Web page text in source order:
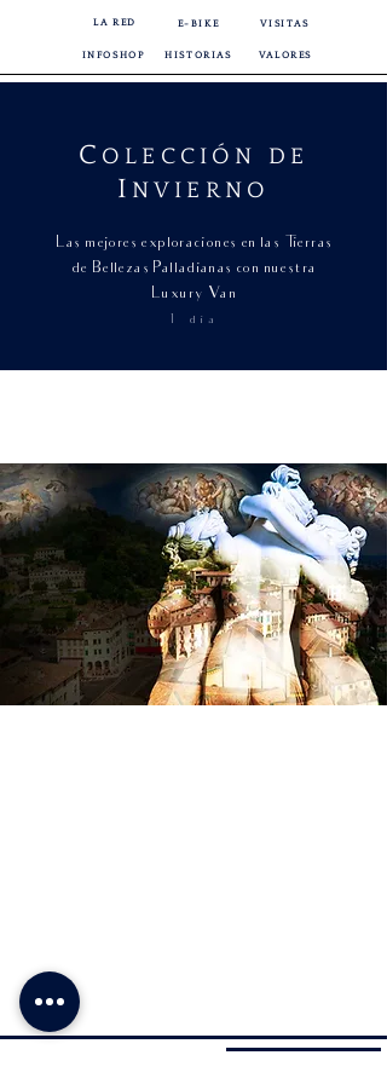
LA RED E-BIKE VISITAS
INFOSHOP HISTORIAS VALORES
C OLECCIÓN DE
I NVIERNO
Las mejores exploraciones en las Tierras
de Bellezas Palladianas con nuestra
Luxury Van
1 día
SOBRE NOSOTROS